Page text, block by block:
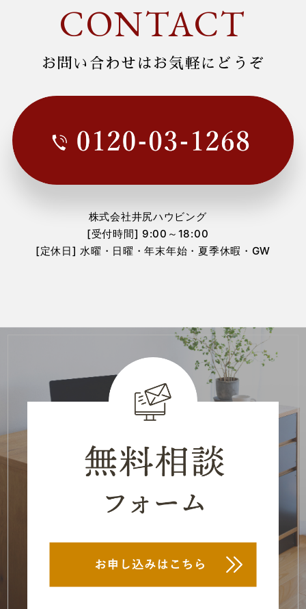
2024年3月 (1)
2023年12月
2023年11月 (1)
2023年10月
(2)
2023年3月(1)
2022年7月
2022年6月
(1)
2022年2月(1)
CONTACT
お問い合わせはお気軽にどうぞ
株式会社井尻ハウビング
[受付時間] 9:00～18:00
[定休日] 水曜・日曜・年末年始・夏季休暇・GW